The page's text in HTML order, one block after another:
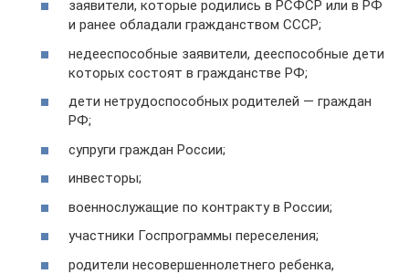
заявители, которые родились в РСФСР или в РФ
и ранее обладали гражданством СССР;
недееспособные заявители, дееспособные дети
которых состоят в гражданстве РФ;
дети нетрудоспособных родителей — граждан
РФ;
супруги граждан России;
инвесторы;
военнослужащие по контракту в России;
участники Госпрограммы переселения;
родители несовершеннолетнего ребенка,